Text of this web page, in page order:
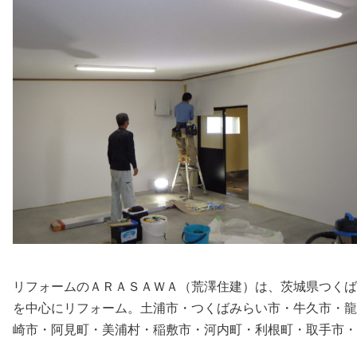
リフォームのＡＲＡＳＡＷＡ（荒澤住建）は、茨城県つく
を中心にリフォーム。土浦市・つくばみらい市・牛久市・
崎市・阿見町・美浦村・稲敷市・河内町・利根町・取手市